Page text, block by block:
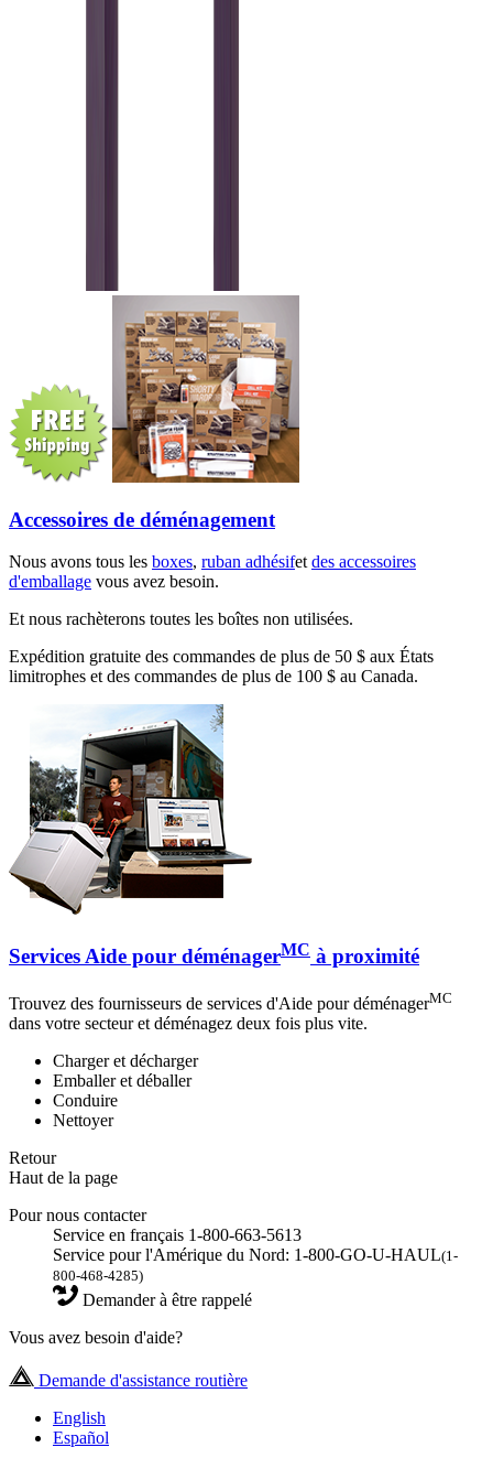
Accessoires de déménagement
Nous avons tous les boxes, ruban adhésifetdes accessoires
d'emballage vous avez besoin.
Et nous rachèterons toutes les boîtes non utilisées.
Expédition gratuite des commandes de plus de 50 $ aux États
limitrophes et des commandes de plus de 100 $ au Canada.
Services Aide pour déménagerMC à proximité
Trouvez des fournisseurs de services d'Aide pour déménagerMC
dans votre secteur et déménagez deux fois plus vite.
Charger et décharger
Emballer et déballer
Conduire
Nettoyer
Retour
Haut de la page
Pour nous contacter
Service en français 1-800-663-5613
Service pour l'Amérique du Nord: 1-800-GO-U-HAUL(1-
800-468-4285)
Demander à être rappelé
Vous avez besoin d'aide?
Demande d'assistance routière
English
Español